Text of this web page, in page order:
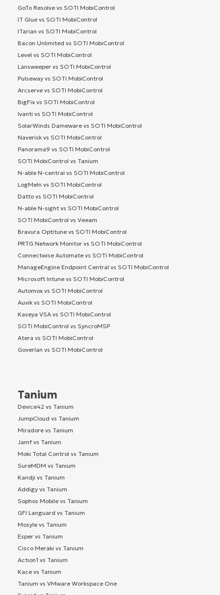
GoTo Resolve vs SOTI MobiControl
IT Glue vs SOTI MobiControl
ITarian vs SOTI MobiControl
Bacon Unlimited vs SOTI MobiControl
Level vs SOTI MobiControl
Lansweeper vs SOTI MobiControl
Pulseway vs SOTI MobiControl
Arcserve vs SOTI MobiControl
BigFix vs SOTI MobiControl
Ivanti vs SOTI MobiControl
SolarWinds Dameware vs SOTI MobiControl
Naverisk vs SOTI MobiControl
Panorama9 vs SOTI MobiControl
SOTI MobiControl vs Tanium
N-able N-central vs SOTI MobiControl
LogMeIn vs SOTI MobiControl
Datto vs SOTI MobiControl
N-able N-sight vs SOTI MobiControl
SOTI MobiControl vs Veeam
Bravura Optitune vs SOTI MobiControl
PRTG Network Monitor vs SOTI MobiControl
Connectwise Automate vs SOTI MobiControl
ManageEngine Endpoint Central vs SOTI MobiControl
Microsoft Intune vs SOTI MobiControl
Automox vs SOTI MobiControl
Auvik vs SOTI MobiControl
Kaseya VSA vs SOTI MobiControl
SOTI MobiControl vs SyncroMSP
Atera vs SOTI MobiControl
Goverlan vs SOTI MobiControl
Tanium
Device42 vs Tanium
JumpCloud vs Tanium
Miradore vs Tanium
Jamf vs Tanium
Moki Total Control vs Tanium
SureMDM vs Tanium
Kandji vs Tanium
Addigy vs Tanium
Sophos Mobile vs Tanium
GFI Languard vs Tanium
Mosyle vs Tanium
Esper vs Tanium
Cisco Meraki vs Tanium
Action1 vs Tanium
Kace vs Tanium
Tanium vs VMware Workspace One